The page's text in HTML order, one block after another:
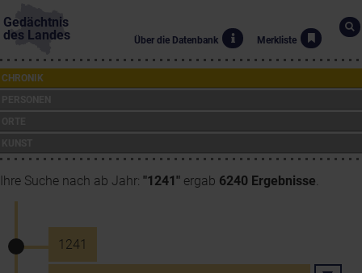
Gedächtnis
des Landes
Über die Datenbank Merkliste
CHRONIK
Ihre Suche nach ab Jahr: "1241" ergab 6240 Ergebnisse.
1241